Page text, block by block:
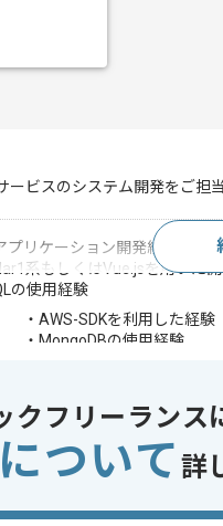
ービスのシステム開発をご担
プリケーション開発経験3年以
系もしくはVue.jsを用いた
の使用経験
・AWS-SDKを利用した経験
・MongoDBの使用経験
・Serverless Frameworkの利
・CodeceptJSによるE2Eテ
た経験やスキルをお持ちであれば
ワーク
AngularJS , Vue.js
クフリーランス
ついて 詳